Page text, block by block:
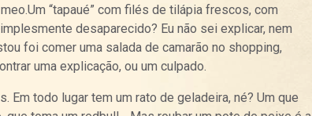
“tapaué” com filés de tilápia frescos, com
desaparecido? Eu não sei explicar, nem
foi comer uma salada de camarão no shopping,
uma explicação, ou um culpado.
Em todo lugar tem um rato de geladeira, né? Um que